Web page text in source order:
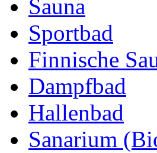
Sauna
Sportbad
Finnische
Dampfbad
Hallenbad
Sanarium